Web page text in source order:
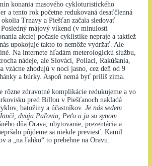
konania masového cykloturistického
a tento rok početne redukovaná desaťčlenná
Trnavy a Piešťan začala sledovať
Posledný májový víkend (v minulosti
akcie) počasie cyklistike nepraje a taktiež
upokojuje takto to nemôže vydržať. Ale
Na internete hľadám meterologickú službu,
nádeje, ale Slováci, Poliaci, Rakúšania,
vzácne zhodujú v noci jasno, cez deň od 9
a búrky. Aspoň nemá byť príliš zima.
rôzne zdravotné komplikácie redukujeme a vo
pred Billou v Piešťanoch nakladá
batožiny a účastníkov. Je nás sedem
dvaja Paľovia, Peťo a ja so synom
dňa Orava, ubytovanie, prezentácia a
pôjdeme sa niekde previesť. Kamil
a „na ľahko“ to prebehne na Oravu.